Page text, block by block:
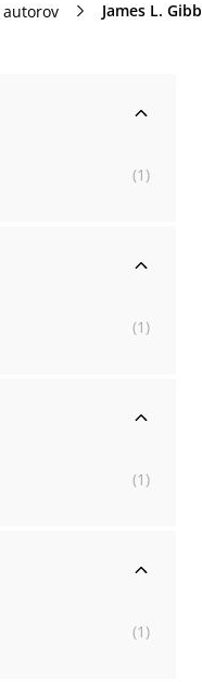
autorov James L. Gibb
(1 )
(1 )
(1 )
(1 )